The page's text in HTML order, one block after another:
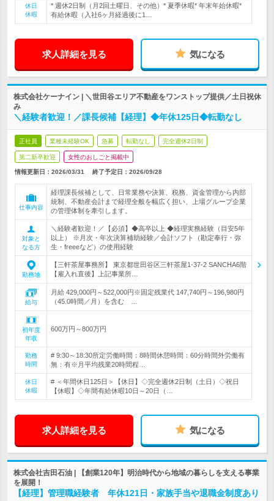
休日
休暇
* 週休2日制（月2回土曜日、その他）* 夏季休暇* 年末年始休暇*
有給休暇（入社6ヶ月経過後に1…
求人詳細を見る 気になる
株式会社ケーナイン | ＼世田谷エリア不動産をワンストップ提供／土日祝休
み
＼経験者歓迎！／課長候補【経理】◆年休125日◆転勤なし
正社員 業種未経験OK 急募 転勤なし 完全週休2日制
第二新卒歓迎 女性のおしごと掲載中
情報更新日：2026/03/31 終了予定日： 2026/09/28
仕事内容
経理課長候補として、日常業務や決算、税務、資金管理から内部
統制、不動産会計まで経理全般を幅広く担い、上場グループ企業
の管理体制を牽引します。
対象と
なる方
＼経験者歓迎！／【必須】◆高卒以上 ◆経理実務経験（目安5年
以上） ※月次・年次決算補助経験／会計ソフト（勘定奉行・弥
生・freeeなど）の使用経験
勤務地
【三軒茶屋事務所】 東京都世田谷区三軒茶屋1-37-2 SANCHA6階
【雇入れ直後】上記事業所…
給与
月給 429,000円～522,000円※固定残業代 147,740円～196,980円
（45.0時間／月）を含む …
初年度
年収
600万円～800万円
勤務
時間
# 9:30～18:30所定労働時間：8時間休憩時間：60分時間外労働有
無：有※月平均残業20時間程…
休日
休暇
# ＜年間休日125日＞【休日】◇完全週休2日制（土日）◇祝日
【休暇】◇年間有給休暇10日～20日（…
求人詳細を見る 気になる
株式会社吉田石油 | 【創業120年】明治時代から地域の暮らしを支える事業
を展開！
【経理】管理職経験者 年休121日・家族手当や退職金制度あり